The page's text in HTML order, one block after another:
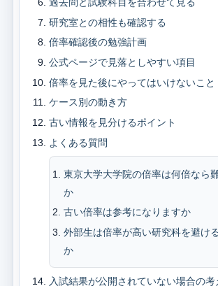
過去問と試験科目を合わせて見る
研究室との相性も確認する
倍率確認後の勉強計画
公式ページで見落としやすい項目
倍率を見た後にやってはいけないこと
ケース別の動き方
古い情報を見分けるポイント
よくある質問
東京大学大学院の倍率は何倍なら
か
古い倍率は参考になりますか
外部生は倍率が高い研究科を避け
か
入試結果が公開されていない場合の考